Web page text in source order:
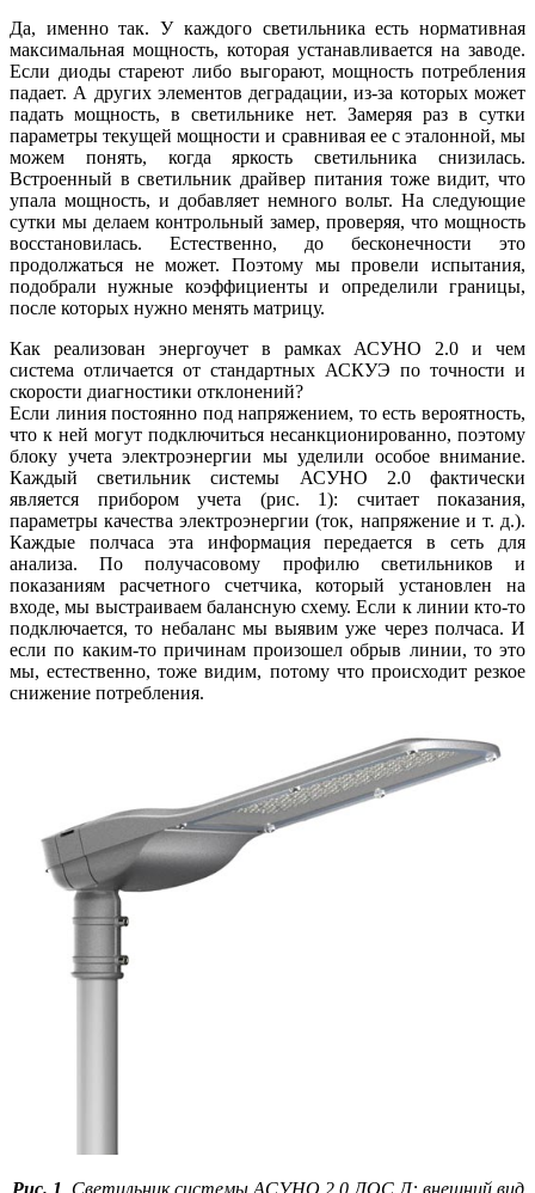
Да, именно так. У каждого светильника есть нормативная
максимальная мощность, которая устанавливается на заводе.
Если диоды стареют ли­бо выгорают, мощность потребления
падает. А других элементов деградации, из-за которых может
падать мощность, в светильнике нет. Замеряя раз в сутки
параметры текущей мощности и сравнивая ее с эталонной, мы
можем понять, когда яркость светильника снизилась.
Встроенный в светильник драйвер питания то­же видит, что
упала мощность, и добавляет немного вольт. На следующие
сутки мы делаем контрольный замер, проверяя, что мощность
восстановилась. Естественно, до бесконечности это
продолжаться не может. Поэтому мы провели испытания,
подобрали нужные коэффициенты и определили границы,
после которых нужно менять матрицу.
Как реализован энергоучет в рамках АСУНО 2.0 и чем
система отличается от стандартных ­АСКУЭ по точности и
скорости диагностики отклонений?
Если линия постоянно под напряжением, то есть вероятность,
что к ней могут подключиться несанкционированно, поэтому
блоку учета электроэнергии мы уделили особое внимание.
Каждый светильник системы ­АСУНО 2.0 фактически
является прибором учета (рис. 1): считает показания,
параметры качества электроэнергии (ток, напряжение и т. д.).
Каждые полчаса эта информация передается в сеть для
анализа. По получасовому профилю светильников и
показаниям расчетного счетчика, который установлен на
входе, мы выстраиваем балансную схему. Если к линии кто-то
подключается, то небаланс мы выявим уже через полчаса. И
если по каким-то причинам произошел обрыв линии, то это
мы, естественно, то­же видим, потому что происходит резкое
снижение потребления.